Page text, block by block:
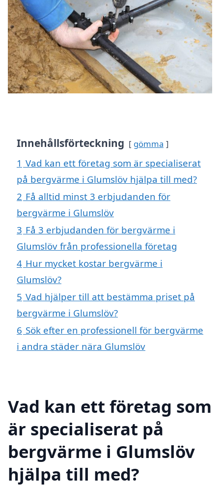
Innehållsförteckning gömma
1 Vad kan ett företag som är specialiserat
på bergvärme i Glumslöv hjälpa till med?
2 Få alltid minst 3 erbjudanden för
bergvärme i Glumslöv
3 Få 3 erbjudanden för bergvärme i
Glumslöv från professionella företag
4 Hur mycket kostar bergvärme i
Glumslöv?
5 Vad hjälper till att bestämma priset på
bergvärme i Glumslöv?
6 Sök efter en professionell för bergvärme
i andra städer nära Glumslöv
Vad kan ett företag som
är specialiserat på
bergvärme i Glumslöv
hjälpa till med?